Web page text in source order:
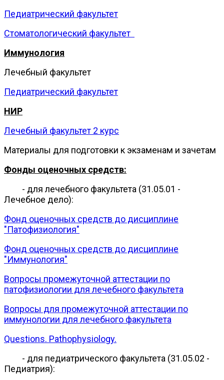
Педиатрический факультет
Стоматологический факультет
Иммунология
Лечебный факультет
Педиатрический факультет
НИР
Лечебный факультет 2 курс
Материалы для подготовки к экзаменам и зачетам
Фонды оценочных средств:
- для лечебного факультета (31.05.01 -
Лечебное дело):
Фонд оценочных средств до дисциплине
"Патофизиология"
Фонд оценочных средств до дисциплине
"Иммунология"
Вопросы промежуточной аттестации по
патофизиологии для лечебного факультета
Вопросы для промежуточной аттестации по
иммунологии для лечебного факультета
Questions. Pathophysiology.
- для педиатрического факультета (31.05.02 -
Педиатрия):